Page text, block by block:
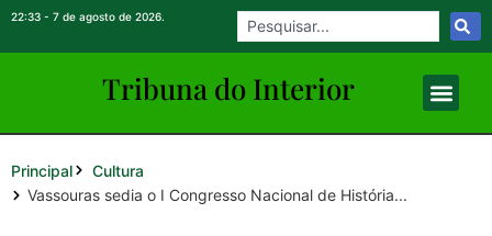
22:33 - 7 de agosto de 2026.
Tribuna do Interior
Principal
Cultura
Vassouras sedia o I Congresso Nacional de História...